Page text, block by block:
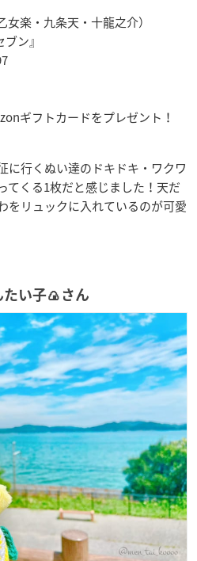
女楽・九条天・十龍之介）
ン』
ギフトカードをプレゼント！
に行くぬい達のドキドキ・ワクワ
てくる1枚だと感じました！天だ
をリュックに入れているのが可愛
い子🍙さん